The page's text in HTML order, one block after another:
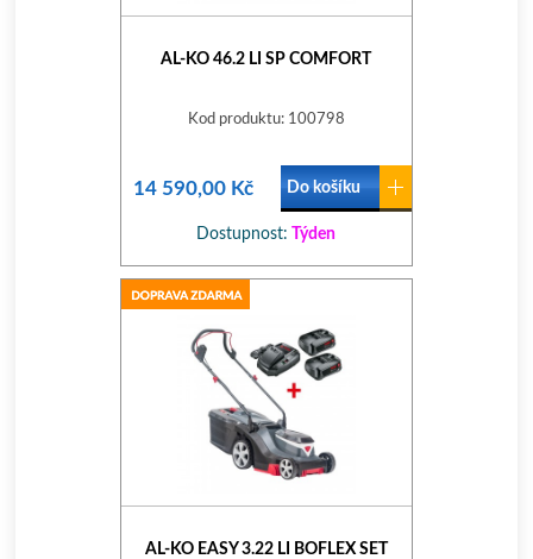
AL-KO 46.2 LI SP COMFORT
Kod produktu: 100798
14 590,00 Kč Do košíku
Dostupnost: Týden
AL-KO EASY 3.22 LI BOFLEX SET